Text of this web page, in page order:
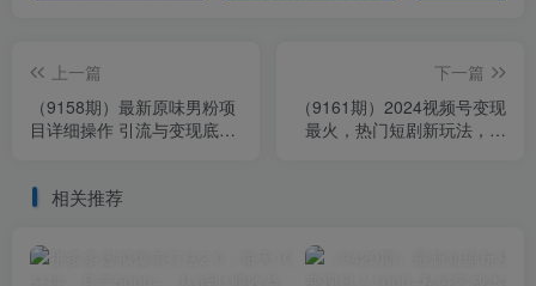
上一篇
（9158期）最新原味男粉项
目详细操作 引流与变现底层
下一篇
（9161期）2024视频号变现
最火，热门短剧新玩法，每
相关推荐